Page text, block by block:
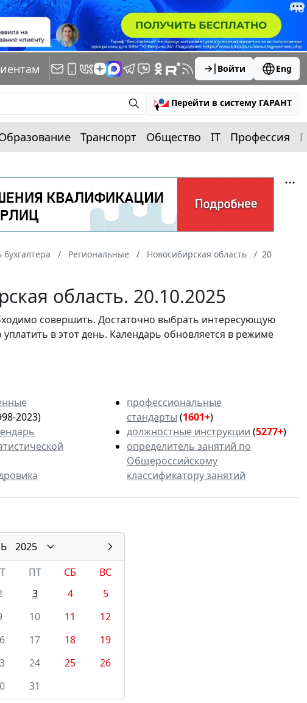
Войти Eng
Перейти в систему ГАРАНТ
Транспорт Общество IT Профессия
Региональные Новосибирская область
20
область. 20.10.2025
совершить. Достаточно выбрать интересующую
в этот день. Календарь обновляется в режиме
2023)
профессиональные
стандарты (1601+)
должностные инструкции (5277+)
определитель занятий по
Общероссийскому
классификатору занятий
2025
ПТ СБ
ВС
3 4
5
10 11
12
17 18
19
24 25
26
31